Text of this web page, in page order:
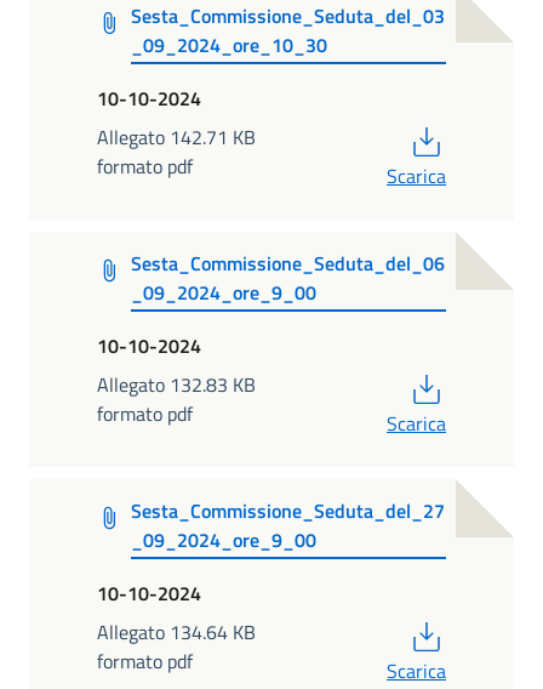
Sesta_Commissione_Seduta_del_03
_09_2024_ore_10_30
10-10-2024
Allegato 142.71 KB
formato pdf
Scarica
Sesta_Commissione_Seduta_del_06
_09_2024_ore_9_00
10-10-2024
Allegato 132.83 KB
formato pdf
Scarica
Sesta_Commissione_Seduta_del_27
_09_2024_ore_9_00
10-10-2024
Allegato 134.64 KB
formato pdf
Scarica